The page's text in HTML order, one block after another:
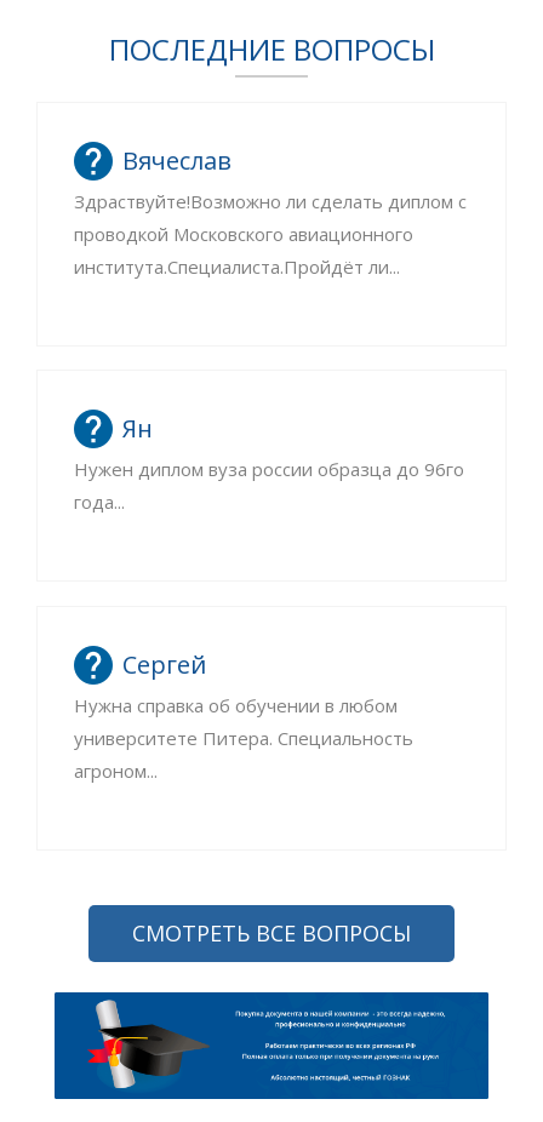
ПОСЛЕДНИЕ ВОПРОСЫ
Вячеслав
Здраствуйте!Возможно ли сделать диплом с
проводкой Московского авиационного
института.Специалиста.Пройдёт ли...
Ян
Нужен диплом вуза россии образца до 96го
года...
Сергей
Нужна справка об обучении в любом
университете Питера. Специальность
агроном...
СМОТРЕТЬ ВСЕ ВОПРОСЫ